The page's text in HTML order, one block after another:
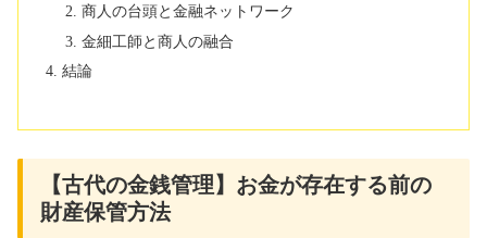
商人の台頭と金融ネットワーク
金細工師と商人の融合
結論
【古代の金銭管理】お金が存在する前の
財産保管方法